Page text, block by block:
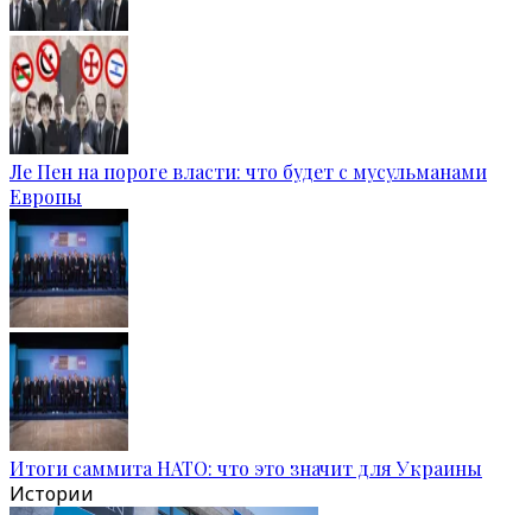
Ле Пен на пороге власти: что будет с мусульманами
Европы
Итоги саммита НАТО: что это значит для Украины
Истории